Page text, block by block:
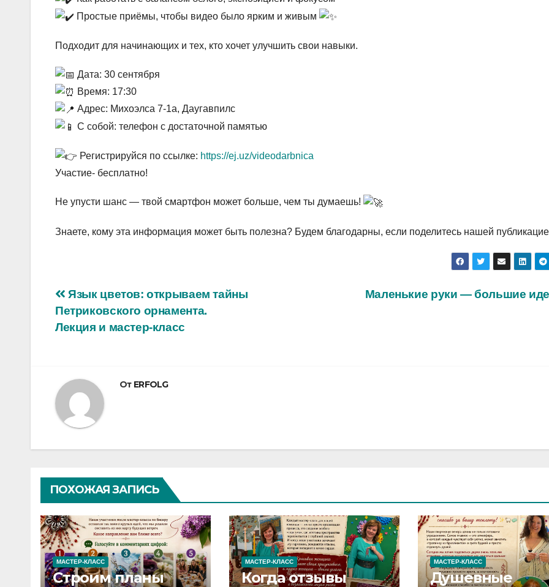
Простые приёмы, чтобы видео было ярким и живым
Подходит для начинающих и тех, кто хочет улучшить свои навыки.
Дата: 30 сентября
Время: 17:30
Адрес: Михоэлса 7-1а, Даугавпилс
С собой: телефон с достаточной памятью
Регистрируйся по ссылке: https://ej.uz/videodarbnica
Участие- бесплатно!
Не упусти шанс — твой смартфон может больше, чем ты думаешь!
Знаете, кому эта информация может быть полезна? Будем благодарны, если поделитесь нашей
Навигация
по
Маленькие руки — большие
Язык цветов: открываем тайны
Петриковского орнамента.
Лекция и мастер-класс
От ERFOLG
ПОХОЖАЯ ЗАПИСЬ
МАСТЕР-КЛАСС
Строим планы
МАСТЕР-КЛАСС
Когда отзывы
МАСТЕР-КЛАСС
Душевные